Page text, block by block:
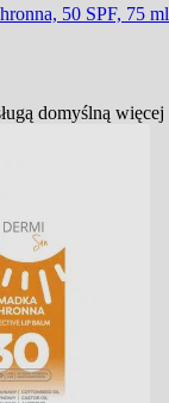
50 SPF, 75 ml
domyślną więcej